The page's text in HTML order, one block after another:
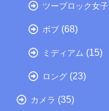
ツーブロック女子
ボブ (68)
ミディアム (15)
ロング (23)
カメラ (35)